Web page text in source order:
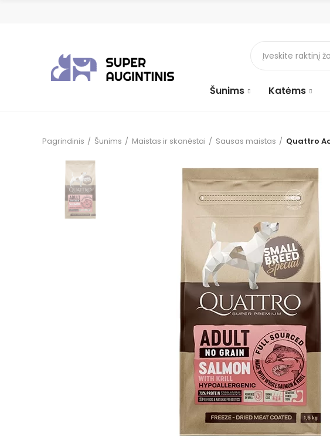
Šunims Katėms
Pagrindinis Šunims Maistas ir skanėstai Sausas maistas Quattro